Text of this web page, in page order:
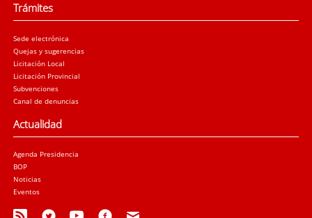
Trámites
Sede electrónica
Quejas y sugerencias
Licitación Local
Licitación Provincial
Subvenciones
Canal de denuncias
Actualidad
Agenda Presidencia
BOP
Noticias
Eventos